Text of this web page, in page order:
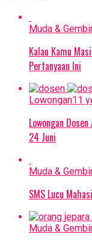
Muda &
Kalau Kamu
Pertanyaan Ini
Lowongan11
Lowongan
24 Juni
Muda &
SMS Lucu
Muda &